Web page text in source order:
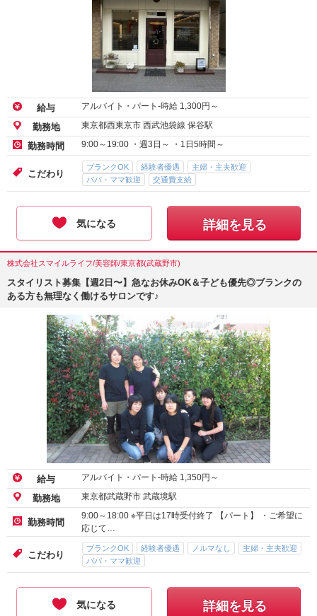
給与 アルバイト・パート-時給 1,300円～
勤務地 東京都西東京市 西武池袋線 保谷駅
勤務時間 9:00～19:00 ・週3日～ ・1日5時間～
こだわり
ブランクOK 経験者優遇
主婦・主夫歓迎
パパ・ママ歓迎
交通費支給
気になる 詳細を見る
株式会社スマイルライフ/美容師/東京都(武蔵野市)
スタイリスト募集【週2日〜】急なお休みOK＆子ども優先◎ブランクの
ある方も無理なく働けるサロンです♪
給与 アルバイト・パート-時給 1,350円～
勤務地 東京都武蔵野市 武蔵境駅
勤務時間
9:00～18:00 ※平日は17時受付終了 【パート】 ・ご希望に
応じて…
こだわり
ブランクOK 経験者優遇 ノルマなし
主婦・主夫歓迎
パパ・ママ歓迎
気になる 詳細を見る